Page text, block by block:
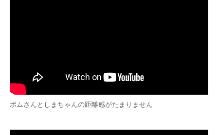
ポムさんとしまちゃんの距離感がたまりません